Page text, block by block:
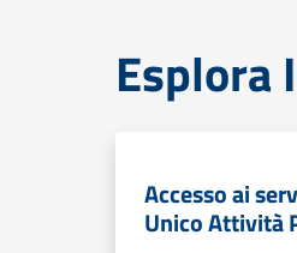
Esplora
Accesso ai
Unico Attività